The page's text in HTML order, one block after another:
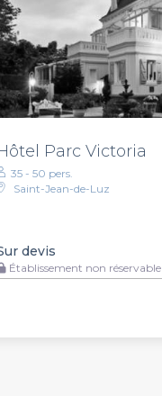
Parc Victoria
35 - 50 pers.
Saint-Jean-de-Luz
devis
Établissement non réservable